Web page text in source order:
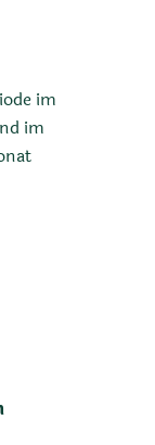
im
im